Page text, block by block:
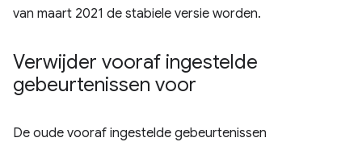
van maart 2021 de stabiele versie worden.
Verwijder vooraf ingestelde
gebeurtenissen voor
De oude vooraf ingestelde gebeurtenissen